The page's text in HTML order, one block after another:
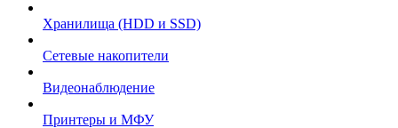
Хранилища (HDD и SSD)
Сетевые накопители
Видеонаблюдение
Принтеры и МФУ